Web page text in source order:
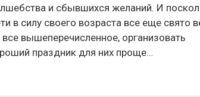
и сбывшихся желаний. И
в силу своего возраста все еще свято
все вышеперечисленное, организовать
праздник для них проще…